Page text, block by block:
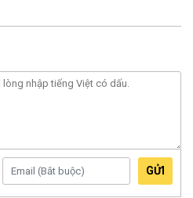
dự phòng SmartPower, giúp
hai nguồn điện AC, giúp
GỬI